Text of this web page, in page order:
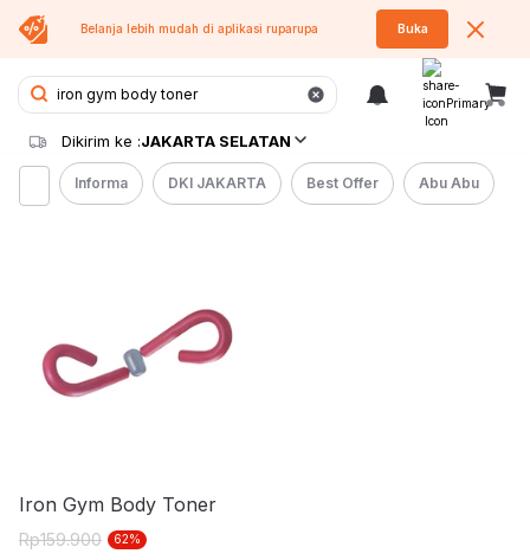
Belanja lebih mudah di aplikasi ruparupa Buka
Dikirim ke :JAKARTA SELATAN
Informa DKI JAKARTA Best Offer Abu Abu
Iron Gym Body Toner
Rp159.900 62%